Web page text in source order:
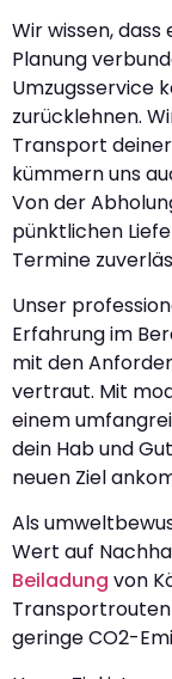
Wir wissen,
Planung
Umzugsservice
zurücklehnen.
Transport
kümmern uns
Von der
pünktlichen
Termine
Unser
Erfahrung im
mit den
vertraut. Mit
einem
dein Hab und
neuen Ziel
Als
Wert auf
Beiladung von
geringe CO2-